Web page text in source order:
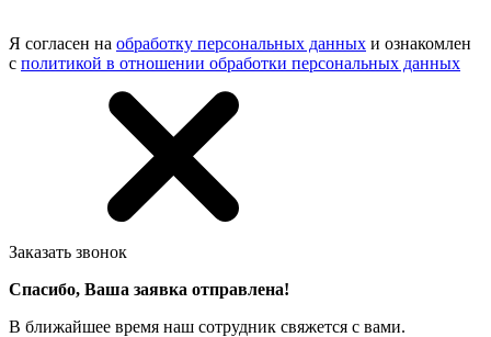
Я согласен на обработку персональных данных и ознакомлен
с политикой в отношении обработки персональных данных
Заказать звонок
Спасибо, Ваша заявка отправлена!
В ближайшее время наш сотрудник свяжется с вами.